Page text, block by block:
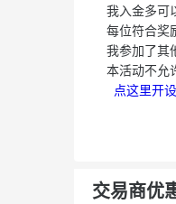
我入金多可
每位符合奖
我参加了其
本活动不允
点这里开
交易商优